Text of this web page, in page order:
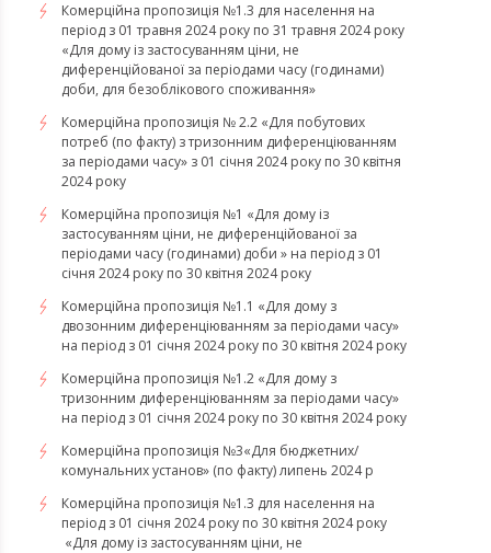
Комерційна пропозиція №1.3 для населення на
період з 01 травня 2024 року по 31 травня 2024 року
«Для дому із застосуванням ціни, не
диференційованої за періодами часу (годинами)
доби, для безоблікового споживання»
Комерційна пропозиція № 2.2 «Для побутових
потреб (по факту) з тризонним диференціюванням
за періодами часу» з 01 січня 2024 року по 30 квітня
2024 року
Комерційна пропозиція №1 «Для дому із
застосуванням ціни, не диференційованої за
періодами часу (годинами) доби » на період з 01
січня 2024 року по 30 квітня 2024 року
Комерційна пропозиція №1.1 «Для дому з
двозонним диференціюванням за періодами часу»
на період з 01 січня 2024 року по 30 квітня 2024 року
Комерційна пропозиція №1.2 «Для дому з
тризонним диференціюванням за періодами часу»
на період з 01 січня 2024 року по 30 квітня 2024 року
Комерційна пропозиція №3«Для бюджетних/
комунальних установ» (по факту) липень 2024 р
Комерційна пропозиція №1.3 для населення на
період з 01 січня 2024 року по 30 квітня 2024 року
«Для дому із застосуванням ціни, не